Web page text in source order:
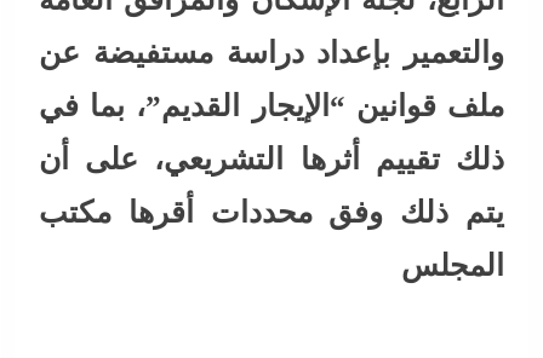
والتعمير بإعداد دراسة مستفيضة عن
ملف قوانين “الإيجار القديم”، بما في
ذلك تقييم أثرها التشريعي، على أن
يتم ذلك وفق محددات أقرها مكتب
المجلس